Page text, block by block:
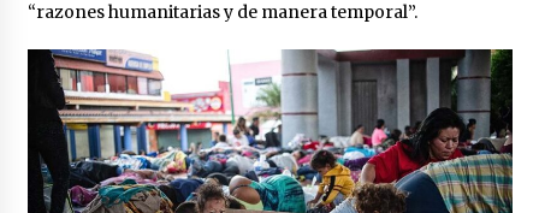
y acciones en 20 estados
2 meses atrás
Laura Itzel Castillo será la nueva secretaria de
las Mujeres, anuncia Sheinbaum
2 meses atrás
“razones humanitarias y de manera temporal”.